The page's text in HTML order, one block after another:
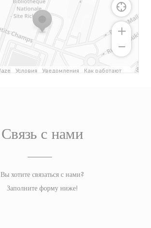
Связь с нами
Вы хотите связаться с нами?
Заполните форму ниже!